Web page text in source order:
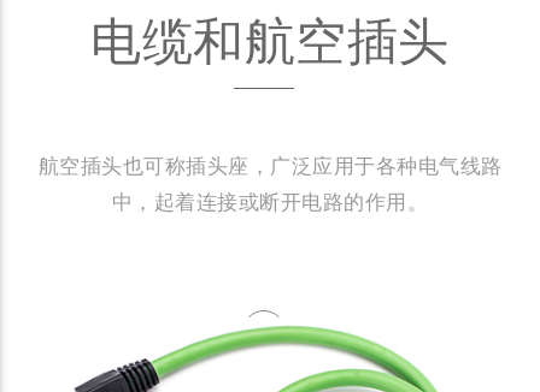
电缆和航空插头
航空插头也可称插头座，广泛应用于各种电气线路
中，起着连接或断开电路的作用。